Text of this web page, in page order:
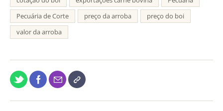
Pecuária de Corte
preço da arroba
preço do boi
valor da arroba